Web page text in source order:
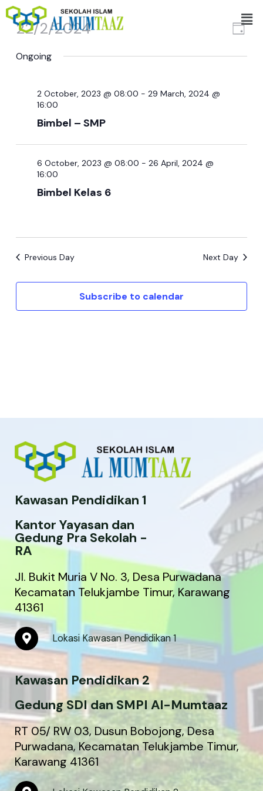
Skip
to
content
Day
22/2/2024
date.
Ongoing
2 October, 2023 @ 08:00 - 29 March, 2024 @
16:00
Bimbel – SMP
6 October, 2023 @ 08:00 - 26 April, 2024 @
16:00
Bimbel Kelas 6
Previous Day Next Day
Subscribe to calendar
Kawasan Pendidikan 1
Kantor Yayasan dan
Gedung Pra Sekolah -
RA
Jl. Bukit Muria V No. 3, Desa Purwadana
Kecamatan Telukjambe Timur, Karawang
41361
M
a
p
-
m
r
k
e
-
a
l
t
Lokasi Kawasan Pendidikan 1
Kawasan Pendidikan 2
Gedung SDI dan SMPI Al-Mumtaaz
RT 05/ RW 03, Dusun Bobojong, Desa
Purwadana, Kecamatan Telukjambe Timur,
Karawang 41361
M